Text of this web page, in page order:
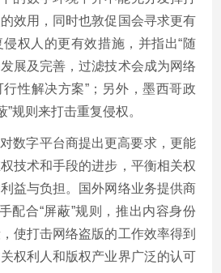
效用，同时也敦促国会寻求更有
权人的更有效措施，并指出“随
展及完善，过滤技术会成为网络
性解决方案”；另外，墨西哥政
”规则来打击重复侵权。
对数字平台商提出更高要求，更能
技术和手段的进步，平衡相关权
益与负担。国外网络业务提供商
配合“屏蔽”规则，推出内容身份
使打击网络盗版的工作效率得到
权利人和版权产业界广泛的认可